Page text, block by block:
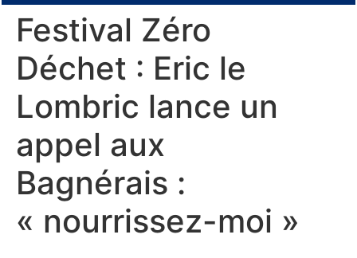
Festival Zéro
Déchet : Eric le
Lombric lance un
appel aux
Bagnérais :
« nourrissez-moi »